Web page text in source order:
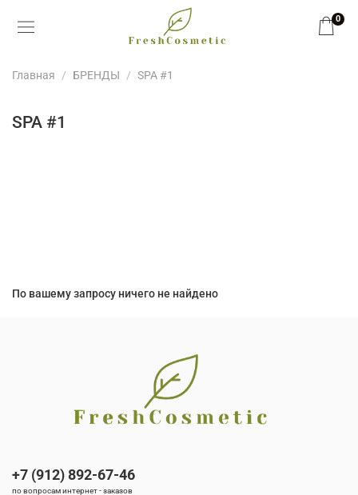
0
Главная БРЕНДЫ SPA #1
SPA #1
По вашему запросу ничего не найдено
+7 (912) 892-67-46
по вопросам интернет - заказов